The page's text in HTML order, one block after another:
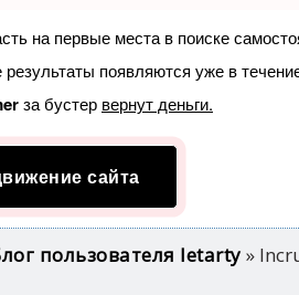
на первые места в поиске
результаты появляются уже в
за бустер вернут деньги.
сайта
пользователя letarty »